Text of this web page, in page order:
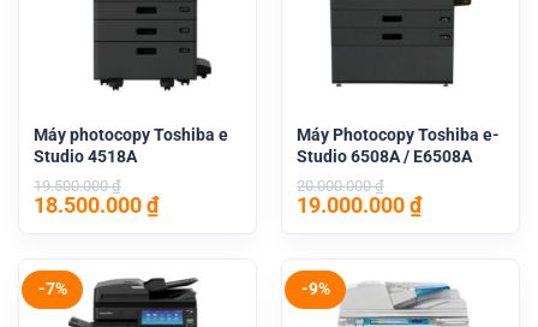
Máy photocopy Toshiba e
Studio 4518A
19.500.000₫
Giá
19.500.000 ₫.
18.500.000₫Giá
hiện
18.500.000 ₫.
Máy Photocopy Toshiba e-
Studio 6508A / E6508A
20.000.000₫
Giá
20.000.000 ₫.
19.000.000₫Giá
hiện
19.000.000
-7% -9%